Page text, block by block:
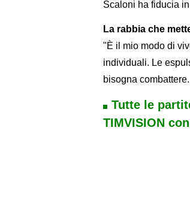
Scaloni ha fiducia
La rabbia che
"È il mio modo di
individuali. Le
bisogna
Tutte le
TIMVISION